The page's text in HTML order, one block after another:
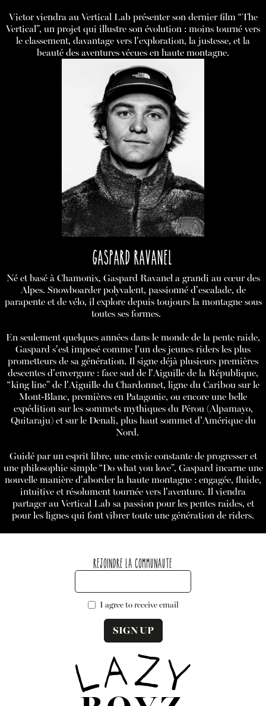
Victor viendra au Vertical Lab présenter son dernier film “The
Vertical”, un projet qui illustre son évolution : moins tourné vers
le classement, davantage vers l’exploration, la justesse, et la
beauté des aventures vécues en haute montagne.
GASPARD RAVANEL
Né et basé à Chamonix, Gaspard Ravanel a grandi au cœur des
Alpes. Snowboarder polyvalent, passionné d’escalade, de
parapente et de vélo, il explore depuis toujours la montagne sous
toutes ses formes.
En seulement quelques années dans le monde de la pente raide,
Gaspard s’est imposé comme l’un des jeunes riders les plus
prometteurs de sa génération. Il signe déjà plusieurs premières
descentes d’envergure : face sud de l’Aiguille de la République,
“king line” de l’Aiguille du Chardonnet, ligne du Caribou sur le
Mont-Blanc, premières en Patagonie, ou encore une belle
expédition sur les sommets mythiques du Pérou (Alpamayo,
Quitaraju) et sur le Denali, plus haut sommet d’Amérique du
Nord.
Guidé par un esprit libre, une envie constante de progresser et
une philosophie simple “Do what you love”, Gaspard incarne une
nouvelle manière d’aborder la haute montagne : engagée, fluide,
intuitive et résolument tournée vers l’aventure. Il viendra
partager au Vertical Lab sa passion pour les pentes raides, et
pour les lignes qui font vibrer toute une génération de riders.
Rejoindre la communaute
I agree to receive email